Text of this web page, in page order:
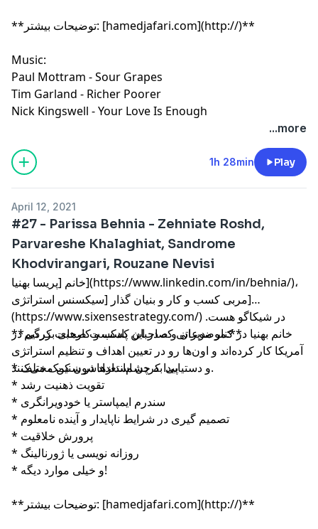
**توضیحات بیشتر: [hamedjafari.com](http://)**
Music:
Paul Mottram - Sour Grapes
Tim Garland - Richer Poorer
Nick Kingswell - Your Love Is Enough
...more
1h 28min Play
April 12, 2021
#27 - Parissa Behnia - Zehniate Roshd,
Parvareshe Khalaghiat, Sandrome
Khodvirangari, Rouzane Nevisi
خانم [پریسا بهنیا](https://www.linkedin.com/in/behnia/)،
مربی کسب و کار و بنیان گذار [سیکسنس استراتژی]
(https://www.sixensestrategy.com/) در شیکاگو هست.
خانم بهنیا در کنار مدیران و صاحبان کسب و کارهای بزرگی در
آمریکا کار کرده‌اند و اون‌ها رو در تعیین اهداف و تنظیم استراتژی
و دستیابی به چشم‌اندازهاشون کمک می‌کنند.
**موضوعاتی که در این پادکست صحبت کردیم:**
* پیدا کردن استعداد در سنین مختلف
* تقویت ذهنیت رشد
* سندرم ایمپاستر یا خودویرانگری
* تصمیم گیری در شرایط ناپایدار و آینده نامعلوم
* پرورش خلاقیت
* روزانه نویسی یا ژورنالینگ
* و خیلی موارد دیگه!
**توضیحات بیشتر: [hamedjafari.com](http://)**